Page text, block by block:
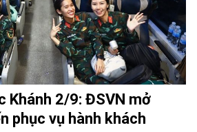
Khánh 2/9: ĐSVN mở
phục vụ hành khách